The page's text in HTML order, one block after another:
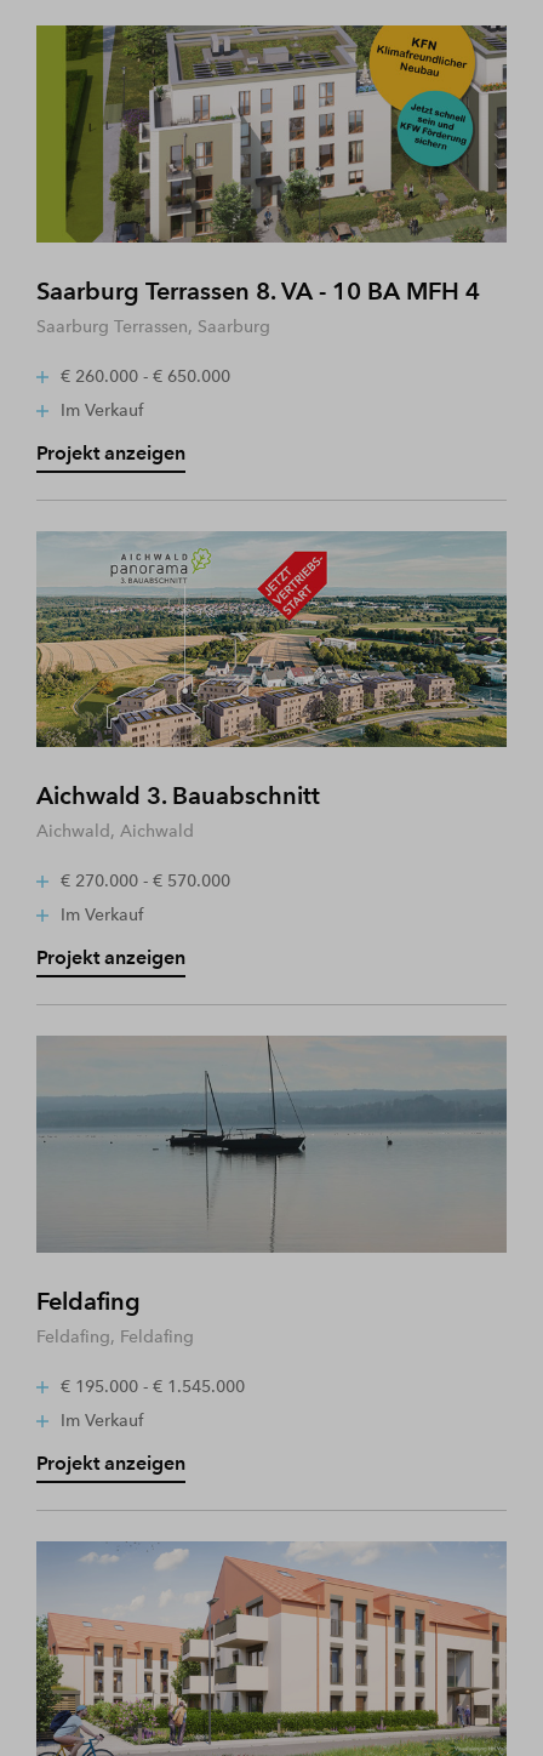
Saarburg Terrassen 8. VA - 10 BA MFH 4
Saarburg Terrassen, Saarburg
€ 260.000 - € 650.000
Im Verkauf
Projekt anzeigen
Aichwald 3. Bauabschnitt
Aichwald, Aichwald
€ 270.000 - € 570.000
Im Verkauf
Projekt anzeigen
Feldafing
Feldafing, Feldafing
€ 195.000 - € 1.545.000
Im Verkauf
Projekt anzeigen